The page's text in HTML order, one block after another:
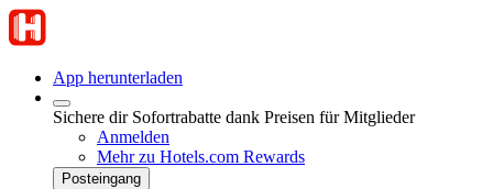
App herunterladen
Sichere dir Sofortrabatte dank Preisen für Mitglieder
Anmelden
Mehr zu Hotels.com Rewards
Posteingang